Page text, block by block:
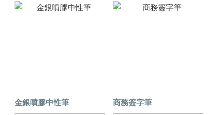
金銀噴膠中性筆 商務簽字筆